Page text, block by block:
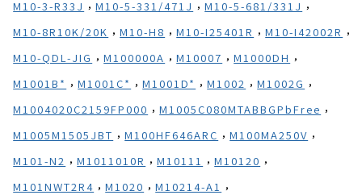
M10-3-R33J , M10-5-331/471J , M10-5-681/331J ,
M10-8R10K/20K , M10-H8 , M10-I25401R , M10-I42002R ,
M10-QDL-JIG , M100000A , M10007 , M1000DH ,
M1001B* , M1001C* , M1001D* , M1002 , M1002G ,
M1004020C2159FP000 , M1005C080MTABBGPbFree ,
M1005M1505JBT , M100HF646ARC , M100MA250V ,
M101-N2 , M1011010R , M10111 , M10120 ,
M101NWT2R4 , M1020 , M10214-A1 ,